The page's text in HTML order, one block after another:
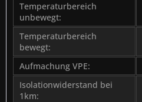
Temperaturbereich
unbewegt:
Temperaturbereich
bewegt:
Aufmachung VPE:
Isolationwiderstand bei
1km: